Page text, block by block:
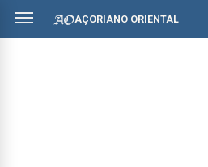
AÇORIANO ORIENTAL